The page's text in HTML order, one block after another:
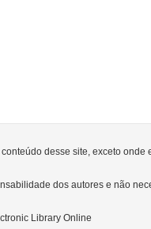
conteúdo desse site, exceto
dos autores e não
Library Online